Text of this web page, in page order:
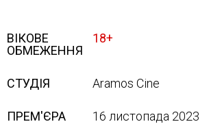
ВІКОВЕ
ОБМЕЖЕННЯ
18+
СТУДІЯ Aramos Cine
ПРЕМ'ЄРА 16 листопада 2023